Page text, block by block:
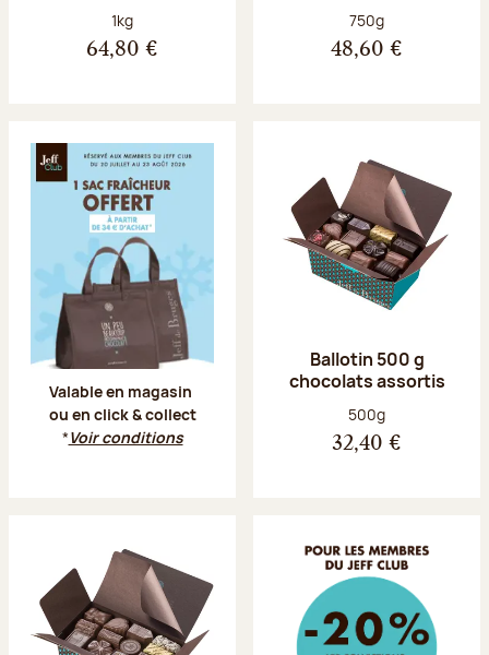
Poids net :
1kg
64,80 €
Poids net :
750g
48,60 €
Valable en magasin
ou en click & collect
*Voir conditions
Ballotin 500 g
chocolats assortis
Poids net :
500g
32,40 €